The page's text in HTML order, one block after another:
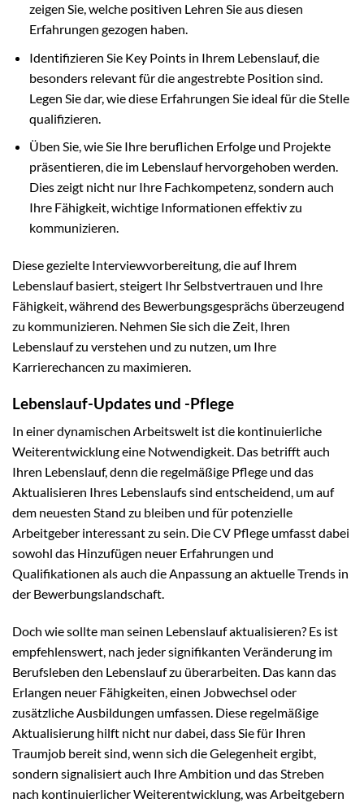
zeigen Sie, welche positiven Lehren Sie aus diesen
Erfahrungen gezogen haben.
Identifizieren Sie Key Points in Ihrem Lebenslauf, die
besonders relevant für die angestrebte Position sind.
Legen Sie dar, wie diese Erfahrungen Sie ideal für die Stelle
qualifizieren.
Üben Sie, wie Sie Ihre beruflichen Erfolge und Projekte
präsentieren, die im Lebenslauf hervorgehoben werden.
Dies zeigt nicht nur Ihre Fachkompetenz, sondern auch
Ihre Fähigkeit, wichtige Informationen effektiv zu
kommunizieren.
Diese gezielte Interviewvorbereitung, die auf Ihrem
Lebenslauf basiert, steigert Ihr Selbstvertrauen und Ihre
Fähigkeit, während des Bewerbungsgesprächs überzeugend
zu kommunizieren. Nehmen Sie sich die Zeit, Ihren
Lebenslauf zu verstehen und zu nutzen, um Ihre
Karrierechancen zu maximieren.
Lebenslauf-Updates und -Pflege
In einer dynamischen Arbeitswelt ist die kontinuierliche
Weiterentwicklung eine Notwendigkeit. Das betrifft auch
Ihren Lebenslauf, denn die regelmäßige Pflege und das
Aktualisieren Ihres Lebenslaufs sind entscheidend, um auf
dem neuesten Stand zu bleiben und für potenzielle
Arbeitgeber interessant zu sein. Die CV Pflege umfasst dabei
sowohl das Hinzufügen neuer Erfahrungen und
Qualifikationen als auch die Anpassung an aktuelle Trends in
der Bewerbungslandschaft.
Doch wie sollte man seinen Lebenslauf aktualisieren? Es ist
empfehlenswert, nach jeder signifikanten Veränderung im
Berufsleben den Lebenslauf zu überarbeiten. Das kann das
Erlangen neuer Fähigkeiten, einen Jobwechsel oder
zusätzliche Ausbildungen umfassen. Diese regelmäßige
Aktualisierung hilft nicht nur dabei, dass Sie für Ihren
Traumjob bereit sind, wenn sich die Gelegenheit ergibt,
sondern signalisiert auch Ihre Ambition und das Streben
nach kontinuierlicher Weiterentwicklung, was Arbeitgebern